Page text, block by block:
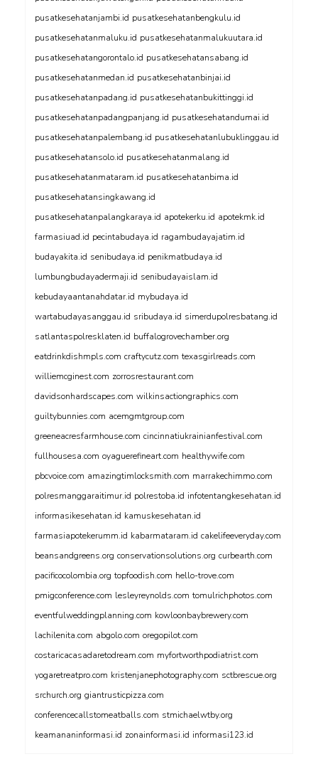
pusatkesehatanjambi.id pusatkesehatanbengkulu.id
pusatkesehatanmaluku.id pusatkesehatanmalukuutara.id
pusatkesehatangorontalo.id pusatkesehatansabang.id
pusatkesehatanmedan.id pusatkesehatanbinjai.id
pusatkesehatanpadang.id pusatkesehatanbukittinggi.id
pusatkesehatanpadangpanjang.id pusatkesehatandumai.id
pusatkesehatanpalembang.id pusatkesehatanlubuklinggau.id
pusatkesehatansolo.id pusatkesehatanmalang.id
pusatkesehatanmataram.id pusatkesehatanbima.id
pusatkesehatansingkawang.id
pusatkesehatanpalangkaraya.id apotekerku.id apotekmk.id
farmasiuad.id pecintabudaya.id ragambudayajatim.id
budayakita.id senibudaya.id penikmatbudaya.id
lumbungbudayadermaji.id senibudayaislam.id
kebudayaantanahdatar.id mybudaya.id
wartabudayasanggau.id sribudaya.id simerdupolresbatang.id
satlantaspolresklaten.id buffalogrovechamber.org
eatdrinkdishmpls.com craftycutz.com texasgirlreads.com
williemcginest.com zorrosrestaurant.com
davidsonhardscapes.com wilkinsactiongraphics.com
guiltybunnies.com acemgmtgroup.com
greeneacresfarmhouse.com cincinnatiukrainianfestival.com
fullhousesa.com oyaguerefineart.com healthywife.com
pbcvoice.com amazingtimlocksmith.com marrakechimmo.com
polresmanggaraitimur.id polrestoba.id infotentangkesehatan.id
informasikesehatan.id kamuskesehatan.id
farmasiapotekerumm.id kabarmataram.id cakelifeeveryday.com
beansandgreens.org conservationsolutions.org curbearth.com
pacificocolombia.org topfoodish.com hello-trove.com
pmigconference.com lesleyreynolds.com tomulrichphotos.com
eventfulweddingplanning.com kowloonbaybrewery.com
lachilenita.com abgolo.com oregopilot.com
costaricacasadaretodream.com myfortworthpodiatrist.com
yogaretreatpro.com kristenjanephotography.com sctbrescue.org
srchurch.org giantrusticpizza.com
conferencecallstomeatballs.com stmichaelwtby.org
keamananinformasi.id zonainformasi.id informasi123.id